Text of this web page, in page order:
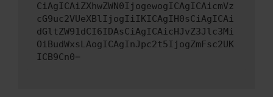
CiAgICAiZXhwZWN0IjogewogICAgICAicmVz
cG9uc2VUeXBlIjogIiIKICAgIH0sCiAgICAi
dGltZW91dCI6IDAsCiAgICAicHJvZ3Jlc3Mi
OiBudWxsLAogICAgInJpc2t5IjogZmFsc2UK
ICB9Cn0=